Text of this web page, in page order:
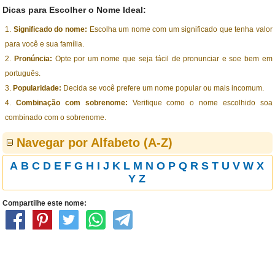
Dicas para Escolher o Nome Ideal:
Significado do nome: Escolha um nome com um significado que tenha valor
para você e sua família.
Pronúncia: Opte por um nome que seja fácil de pronunciar e soe bem em
português.
Popularidade: Decida se você prefere um nome popular ou mais incomum.
Combinação com sobrenome: Verifique como o nome escolhido soa
combinado com o sobrenome.
Navegar por Alfabeto (A-Z)
A B C D E F G H I J K L M N O P Q R S T U V W X
Y Z
Compartilhe este nome: